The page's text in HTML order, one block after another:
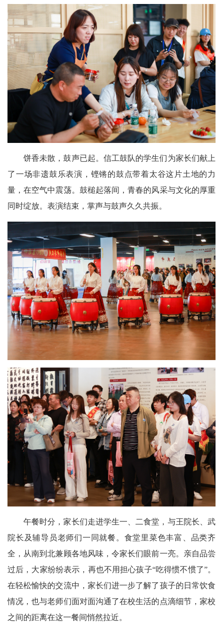
饼香未散，鼓声已起。信工鼓队的学生们为家长们献上
了一场非遗鼓乐表演，铿锵的鼓点带着太谷这片土地的力
量，在空气中震荡。鼓槌起落间，青春的风采与文化的厚重
同时绽放。表演结束，掌声与鼓声久久共振。
午餐时分，家长们走进学生一、二食堂，与王院长、武
院长及辅导员老师们一同就餐。食堂里菜色丰富、品类齐
全，从南到北兼顾各地风味，令家长们眼前一亮。亲自品尝
过后，大家纷纷表示，再也不用担心孩子“吃得惯不惯了”。
在轻松愉快的交流中，家长们进一步了解了孩子的日常饮食
情况，也与老师们面对面沟通了在校生活的点滴细节，家校
之间的距离在这一餐间悄然拉近。